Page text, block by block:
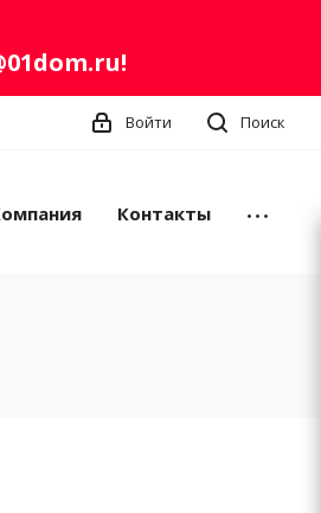
!
Поиск
Войти
Контакты